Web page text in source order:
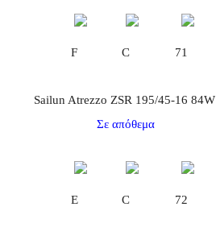
F C 71
Sailun Atrezzo ZSR 195/45-16 84W
Σε απόθεμα
E C 72